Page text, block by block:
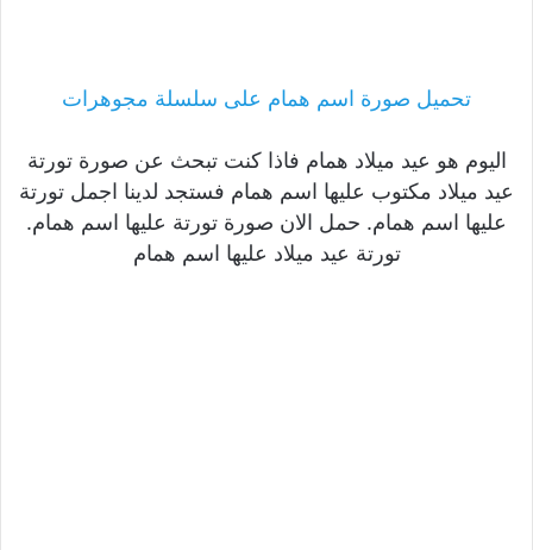
تحميل صورة اسم همام على سلسلة مجوهرات
اليوم هو عيد ميلاد همام فاذا كنت تبحث عن صورة تورتة
عيد ميلاد مكتوب عليها اسم همام فستجد لدينا اجمل تورتة
عليها اسم همام. حمل الان صورة تورتة عليها اسم همام.
تورتة عيد ميلاد عليها اسم همام